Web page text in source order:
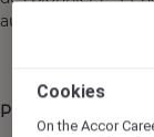
audace, avec
PULLMAN
Cookies
On the Accor